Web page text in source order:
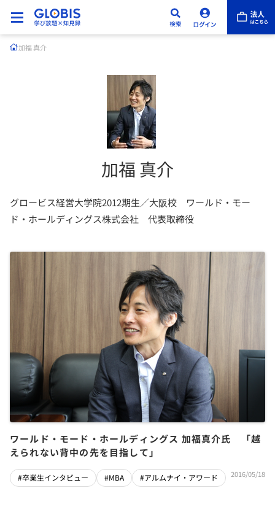
加福 真介
加福 真介
グロービス経営大学院2012期生／大阪校 ワールド・モー
ド・ホールディングス株式会社 代表取締役
ワールド・モード・ホールディングス 加福真介氏 「越
えられない背中の先を目指して」
#卒業生インタビュー #MBA #アルムナイ・アワード 2016/05/18